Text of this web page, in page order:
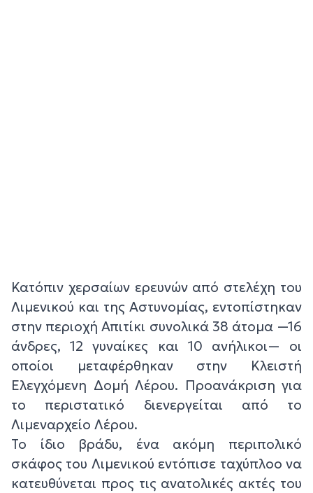
Κατόπιν χερσαίων ερευνών από στελέχη του
Λιμενικού και της Αστυνομίας, εντοπίστηκαν
στην περιοχή Απιτίκι συνολικά 38 άτομα —16
άνδρες, 12 γυναίκες και 10 ανήλικοι— οι
οποίοι μεταφέρθηκαν στην Κλειστή
Ελεγχόμενη Δομή Λέρου. Προανάκριση για
το περιστατικό διενεργείται από το
Λιμεναρχείο Λέρου.
Το ίδιο βράδυ, ένα ακόμη περιπολικό
σκάφος του Λιμενικού εντόπισε ταχύπλοο να
κατευθύνεται προς τις ανατολικές ακτές του